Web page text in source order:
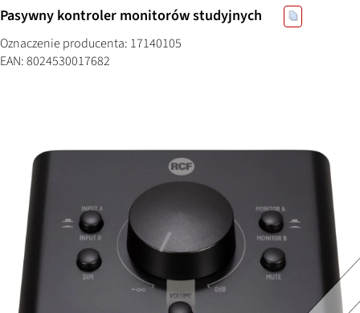
Pasywny kontroler monitorów studyjnych
Oznaczenie producenta: 17140105
EAN: 8024530017682